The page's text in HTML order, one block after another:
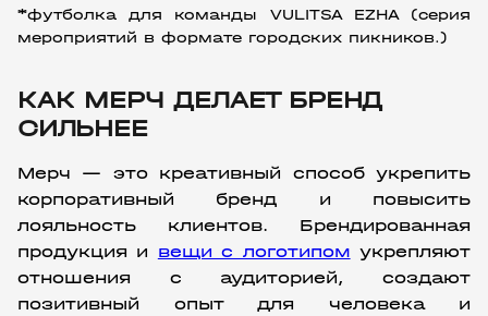
*футболка для команды VULITSA EZHA (серия
мероприятий в формате городских пикников.)
КАК МЕРЧ ДЕЛАЕТ БРЕНД
СИЛЬНЕЕ
Мерч — это креативный способ укрепить
корпоративный бренд и повысить
лояльность клиентов. Брендированная
продукция и вещи с логотипом укрепляют
отношения с аудиторией, создают
позитивный опыт для человека и